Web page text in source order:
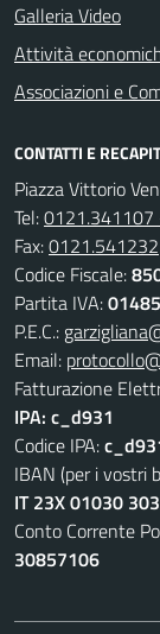
Galleria Video
Attività
Associazioni e
CONTATTI E
Piazza Vittorio
Tel:
Fax:0121.541232
Codice Fiscale:
Partita IVA:
P.E.C.:
Email:
Fatturazione
IPA: c_d931
Codice IPA:
IBAN (per i vostri
IT 23X 01030
Conto Corrente
30857106